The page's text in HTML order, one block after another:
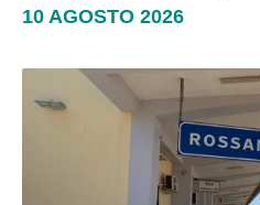
10 AGOSTO 2026